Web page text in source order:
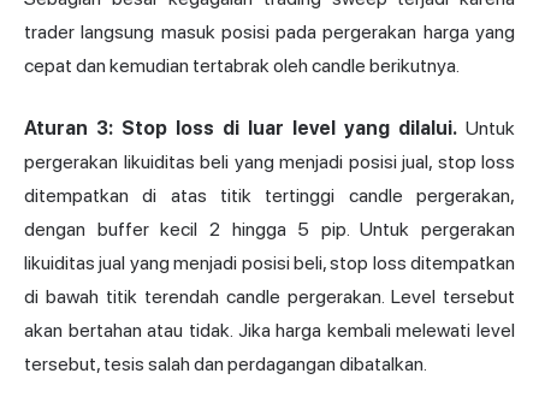
trader langsung masuk posisi pada pergerakan harga yang
cepat dan kemudian tertabrak oleh candle berikutnya.
Aturan 3: Stop loss di luar level yang dilalui. Untuk
pergerakan likuiditas beli yang menjadi posisi jual, stop loss
ditempatkan di atas titik tertinggi candle pergerakan,
dengan buffer kecil 2 hingga 5 pip. Untuk pergerakan
likuiditas jual yang menjadi posisi beli, stop loss ditempatkan
di bawah titik terendah candle pergerakan. Level tersebut
akan bertahan atau tidak. Jika harga kembali melewati level
tersebut, tesis salah dan perdagangan dibatalkan.